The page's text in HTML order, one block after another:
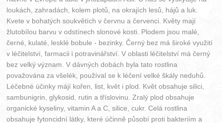
loukách, zahradách, kolem plotů, na okrajích lesů, hájů a luk.
Kvete v bohatých soukvětích v červnu a červenci. Květy mají
žlutobílou barvu v odstínech slonové kosti. Plodem jsou malé,
černé, kulaté, lesklé bobule - bezinky. Černý bez má široké využití
v léčitelství, farmacii i potravinářství. V oblasti léčitelství má černý
bez velký význam. V dávných dobách byla tato rostlina
považována za všelék, používal se k léčení velké škály neduhů.
Léčebné účinky májí kořen, list, květ i plod. Květ obsahuje silici,
sambunigrin, glykosid, rutin a tříslovinu. Zralý plod obsahuje
organické kyseliny, vitamin A a C, silice, cukr. Celá rostlina
obsahuje fytoncidní látky, které účinně působí proti bakteriím a